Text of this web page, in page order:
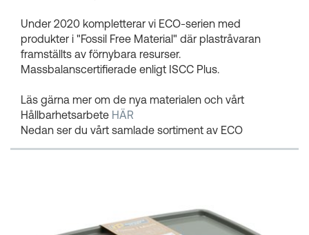
Under 2020 kompletterar vi ECO-serien med
produkter i "Fossil Free Material" där plastråvaran
framställts av förnybara resurser.
Massbalanscertifierade enligt ISCC Plus.
Läs gärna mer om de nya materialen och vårt
Hållbarhetsarbete HÄR
Nedan ser du vårt samlade sortiment av ECO